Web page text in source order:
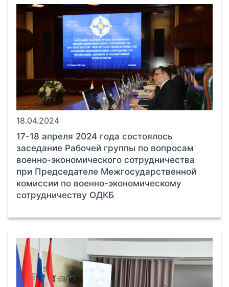
18.04.2024
17-18 апреля 2024 года состоялось
заседание Рабочей группы по вопросам
военно-экономического сотрудничества
при Председателе Межгосударственной
комиссии по военно-экономическому
сотрудничеству ОДКБ